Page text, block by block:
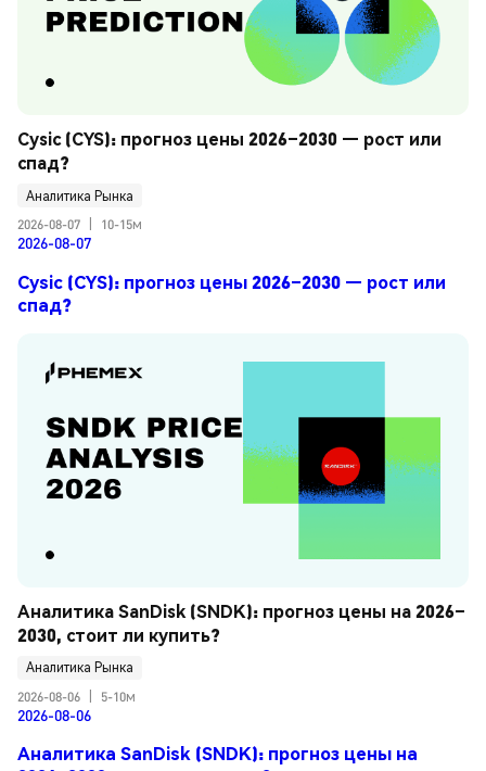
Cysic (CYS): прогноз цены 2026–2030 — рост или
спад?
Аналитика Рынка
2026-08-07
10-15м
2026-08-07
Cysic (CYS): прогноз цены 2026–2030 — рост или
спад?
Аналитика SanDisk (SNDK): прогноз цены на 2026–
2030, стоит ли купить?
Аналитика Рынка
2026-08-06
5-10м
2026-08-06
Аналитика SanDisk (SNDK): прогноз цены на